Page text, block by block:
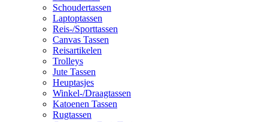
Schoudertassen
Laptoptassen
Reis-/Sporttassen
Canvas Tassen
Reisartikelen
Trolleys
Jute Tassen
Heuptasjes
Winkel-/Draagtassen
Katoenen Tassen
Rugtassen